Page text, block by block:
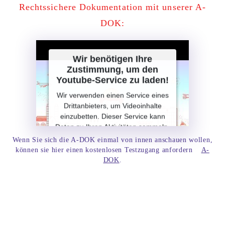
Mehr Informationen
Powered byUsercentrics Consent
Management Platform
Rechtssichere Dokumentation mit unserer A-
DOK:
Wir benötigen Ihre
Zustimmung, um den
Youtube-Service zu laden!
Wir verwenden einen Service eines
Drittanbieters, um Videoinhalte
einzubetten. Dieser Service kann
Daten zu Ihren Aktivitäten sammeln.
Bitte lesen Sie die Details durch und
stimmen Sie der Nutzung des
Service zu, um dieses Video
Wenn Sie sich die A-DOK einmal von innen anschauen wollen,
können sie hier einen kostenlosen Testzugang anfordern
A-
DOK.